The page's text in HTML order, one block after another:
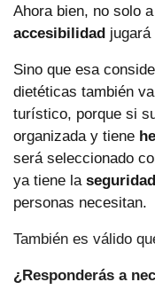
Ahora bien, no solo
accesibilidad
Sino que esa
dietéticas también
turístico, porque si
organizada y tiene
será seleccionado
ya tiene la
personas necesitan.
También es válido
¿Responderás a